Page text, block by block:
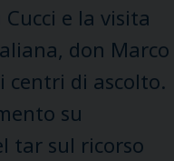
e la visita
don Marco
centri di ascolto.
su
tar sul ricorso